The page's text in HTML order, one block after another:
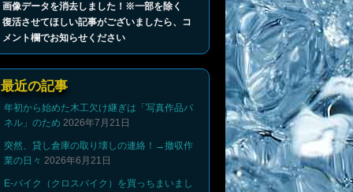
画像データを消去しました！※一部を除く
復活させてほしい記事がございましたら、コ
メント欄でお知らせください
最近の記事
年初から始めた木工欠け継ぎは「写真作品パ
ネル」のため 2026年7月21日
突然、貸し倉庫の取り壊しの連絡！→撤収作
業の日々 2026年6月21日
E-バイク（クロスバイク）を買っちまいまし